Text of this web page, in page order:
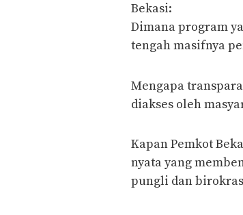
Bekasi:
​Dimana program
tengah masifnya
​Mengapa
diakses oleh
​Kapan Pemkot
nyata yang
pungli dan